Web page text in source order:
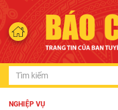
NGHIỆP VỤ